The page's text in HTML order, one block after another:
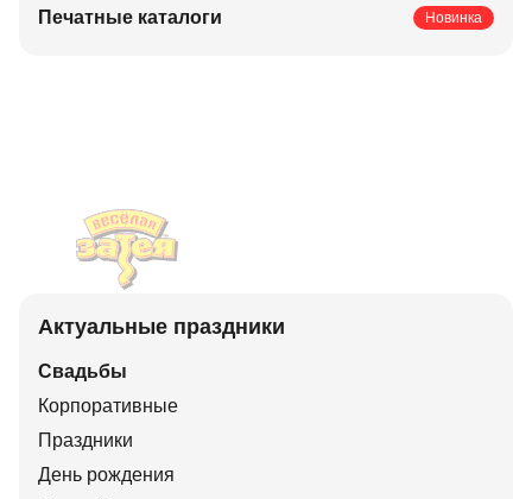
Печатные каталоги
Новинка
Актуальные праздники
Свадьбы
Корпоративные
Праздники
День рождения